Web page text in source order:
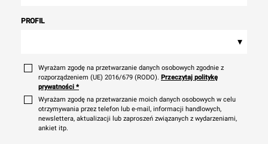
PROFIL
▾
Wyrażam zgodę na przetwarzanie danych osobowych zgodnie z
rozporządzeniem (UE) 2016/679 (RODO). Przeczytaj politykę
prywatności *
Wyrażam zgodę na przetwarzanie moich danych osobowych w celu
otrzymywania przez telefon lub e-mail, informacji handlowych,
newslettera, aktualizacji lub zaproszeń związanych z wydarzeniami,
ankiet itp.